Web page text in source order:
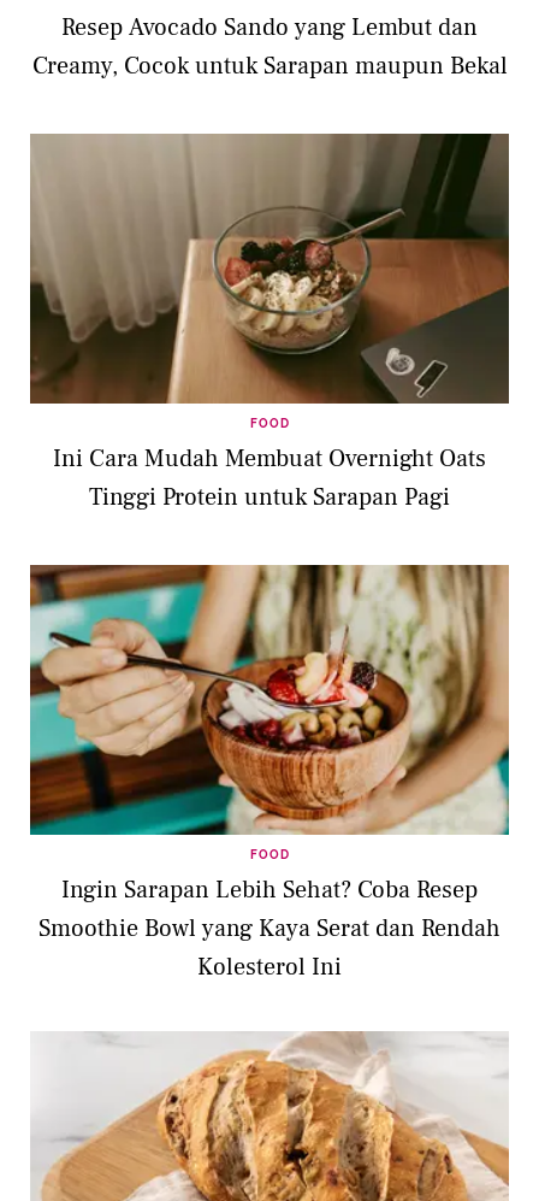
Resep Avocado Sando yang Lembut dan
Creamy, Cocok untuk Sarapan maupun Bekal
FOOD
Ini Cara Mudah Membuat Overnight Oats
Tinggi Protein untuk Sarapan Pagi
FOOD
Ingin Sarapan Lebih Sehat? Coba Resep
Smoothie Bowl yang Kaya Serat dan Rendah
Kolesterol Ini